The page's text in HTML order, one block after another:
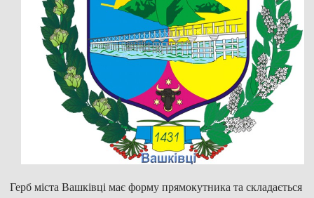
Герб міста Вашківці має форму прямокутника та складається